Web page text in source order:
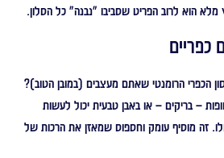
הוא לרוב הפריט שסביבו "נבנה" כל הסלון.
כפריים
הכפרי הרומנטי שאתם מעצבים (במובן הטוב)?
– בריקים – או באבן טבעית יכול לעשות
זה מוסיף עומק וחספוס שמאזן את הרכות של